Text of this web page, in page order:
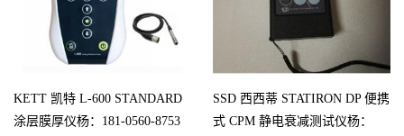
KETT 凯特 L-600 STANDARD
涂层膜厚仪杨：181-0560-8753
SSD 西西蒂 STATIRON DP 便携
式 CPM 静电衰减测试仪杨：